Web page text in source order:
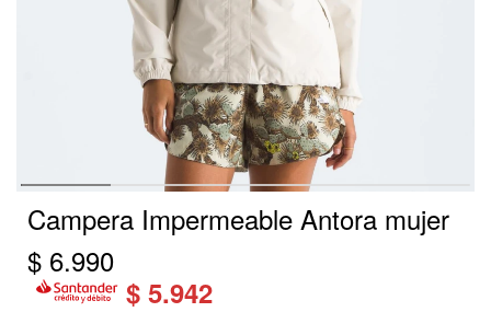
Campera Impermeable Antora mujer
$ 6.990
$ 5.942